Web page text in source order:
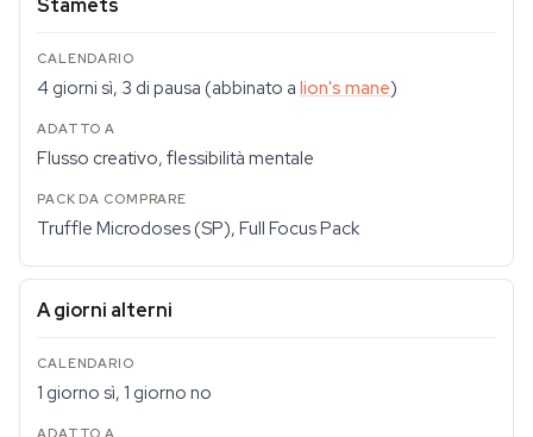
Stamets
4 giorni sì, 3 di pausa (abbinato a lion's mane)
Flusso creativo, flessibilità mentale
Truffle Microdoses (SP), Full Focus Pack
A giorni alterni
1 giorno sì, 1 giorno no